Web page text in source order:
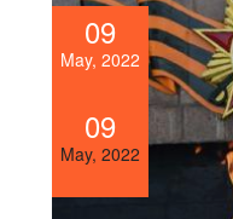
09
May, 2022
09
May, 2022